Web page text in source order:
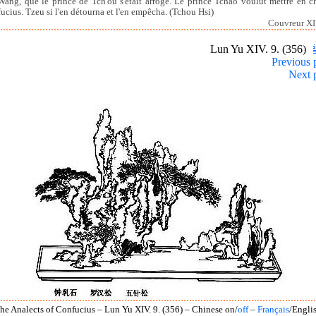
Tzeu si l'en détourna et l'en empêcha. (Tchou Hsi)
Couvreur
Lun Yu XIV. 9. (356)
Previous
Next
Analects of Confucius – Lun Yu XIV. 9. (356) – Chinese on/off– Français/